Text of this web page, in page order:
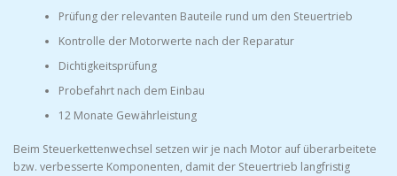
Prüfung der relevanten Bauteile rund um den Steuertrieb
Kontrolle der Motorwerte nach der Reparatur
Dichtigkeitsprüfung
Probefahrt nach dem Einbau
12 Monate Gewährleistung
Beim Steuerkettenwechsel setzen wir je nach Motor auf überarbeitete
bzw. verbesserte Komponenten, damit der Steuertrieb langfristig